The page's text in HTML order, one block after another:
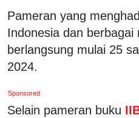
Pameran yang
Indonesia dan berbagai
berlangsung mulai 25
2024.
Sponsored
Selain pameran buku